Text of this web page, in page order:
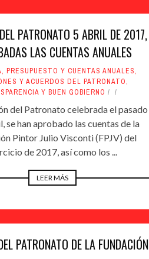
PATRONATO 5 ABRIL DE 2017,
LAS CUENTAS ANUALES
, PRESUPUESTO Y CUENTAS ANUALES,
Y ACUERDOS DEL PATRONATO,
Y BUEN GOBIERNO
del Patronato celebrada el pasado
se han aprobado las cuentas de la
Pintor Julio Visconti (FPJV) del
de 2017, así como los ...
LEER MÁS
PATRONATO DE LA FUNDACIÓN